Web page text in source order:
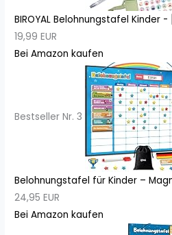
BIROYAL Belohnungstafel Kinder
19,99 EUR
Bei Amazon kaufen
Bestseller Nr. 3
Belohnungstafel für Kinder –
24,95 EUR
Bei Amazon kaufen